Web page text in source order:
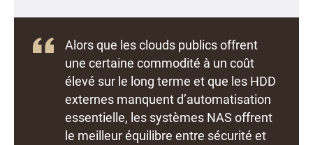
Alors que les clouds publics offrent
une certaine commodité à un coût
élevé sur le long terme et que les HDD
externes manquent d’automatisation
essentielle, les systèmes NAS offrent
le meilleur équilibre entre sécurité et